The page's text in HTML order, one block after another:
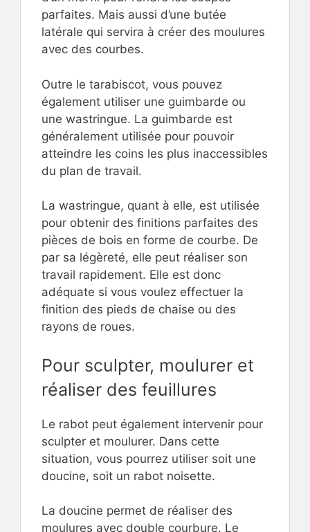
parfaites. Mais aussi d’une butée
latérale qui servira à créer des moulures
avec des courbes.
Outre le tarabiscot, vous pouvez
également utiliser une guimbarde ou
une wastringue. La guimbarde est
généralement utilisée pour pouvoir
atteindre les coins les plus inaccessibles
du plan de travail.
La wastringue, quant à elle, est utilisée
pour obtenir des finitions parfaites des
pièces de bois en forme de courbe. De
par sa légèreté, elle peut réaliser son
travail rapidement. Elle est donc
adéquate si vous voulez effectuer la
finition des pieds de chaise ou des
rayons de roues.
Pour sculpter, moulurer et
réaliser des feuillures
Le rabot peut également intervenir pour
sculpter et moulurer. Dans cette
situation, vous pourrez utiliser soit une
doucine, soit un rabot noisette.
La doucine permet de réaliser des
moulures avec double courbure. Le